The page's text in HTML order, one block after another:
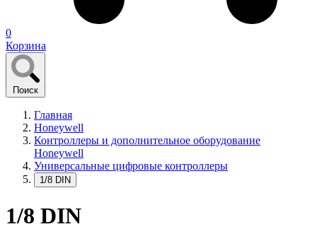
0
Корзина
Поиск
Главная
Honeywell
Контроллеры и дополнительное оборудование
Honeywell
Универсальные цифровые контроллеры
1/8 DIN
1/8 DIN